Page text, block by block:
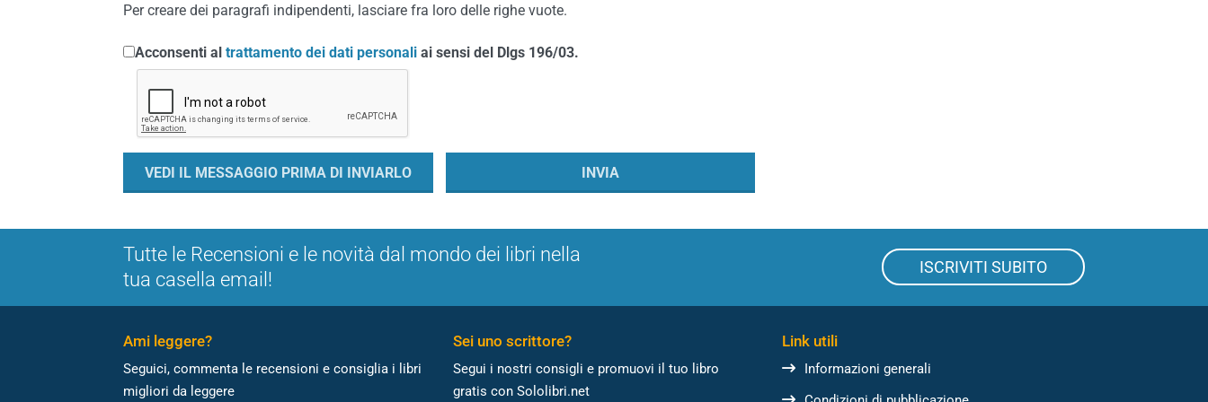
Per creare dei paragrafi indipendenti, lasciare fra loro delle righe vuote.
Acconsenti al trattamento dei dati personali ai sensi del Dlgs 196/03.
Tutte le Recensioni e le novità dal mondo dei libri nella
tua casella email!
ISCRIVITI SUBITO
Ami leggere?
Seguici, commenta le recensioni e consiglia i libri
migliori da leggere
Sei uno scrittore?
Segui i nostri consigli e promuovi il tuo libro
gratis con Sololibri.net
Link utili
Informazioni generali